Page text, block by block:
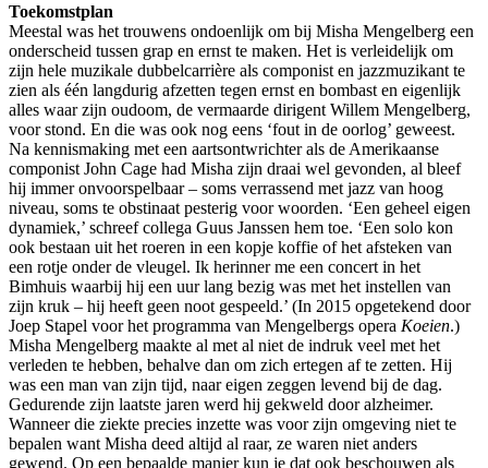
Toekomstplan
Meestal was het trouwens ondoenlijk om bij Misha Mengelberg een
onderscheid tussen grap en ernst te maken. Het is verleidelijk om
zijn hele muzikale dubbelcarrière als componist en jazzmuzikant te
zien als één langdurig afzetten tegen ernst en bombast en eigenlijk
alles waar zijn oudoom, de vermaarde dirigent Willem Mengelberg,
voor stond. En die was ook nog eens ‘fout in de oorlog’ geweest.
Na kennismaking met een aartsontwrichter als de Amerikaanse
componist John Cage had Misha zijn draai wel gevonden, al bleef
hij immer onvoorspelbaar – soms verrassend met jazz van hoog
niveau, soms te obstinaat pesterig voor woorden. ‘Een geheel eigen
dynamiek,’ schreef collega Guus Janssen hem toe. ‘Een solo kon
ook bestaan uit het roeren in een kopje koffie of het afsteken van
een rotje onder de vleugel. Ik herinner me een concert in het
Bimhuis waarbij hij een uur lang bezig was met het instellen van
zijn kruk – hij heeft geen noot gespeeld.’ (In 2015 opgetekend door
Joep Stapel voor het programma van Mengelbergs opera Koeien.)
Misha Mengelberg maakte al met al niet de indruk veel met het
verleden te hebben, behalve dan om zich ertegen af te zetten. Hij
was een man van zijn tijd, naar eigen zeggen levend bij de dag.
Gedurende zijn laatste jaren werd hij gekweld door alzheimer.
Wanneer die ziekte precies inzette was voor zijn omgeving niet te
bepalen want Misha deed altijd al raar, ze waren niet anders
gewend. Op een bepaalde manier kun je dat ook beschouwen als